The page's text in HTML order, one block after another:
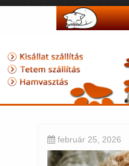
február 25, 2026